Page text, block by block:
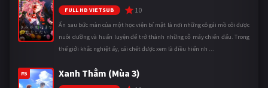
FULL HD VIETSUB 10
Ẩn sau bức màn của một học viện bí mật là nơi những cô gái mồ côi được
nuôi dưỡng và huấn luyện để trở thành những cỗ máy chiến đấu. Trong
thế giới khắc nghiệt ấy, cái chết được xem là điều hiển nh ...
#5 Xanh Thẳm (Mùa 3)